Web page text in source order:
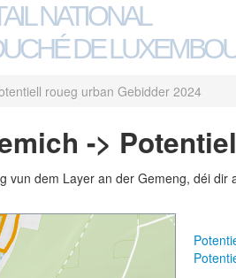
NATIONAL
DE
roueg urban Gebidder 2024
->
vun dem Layer an der Gemeng, déi